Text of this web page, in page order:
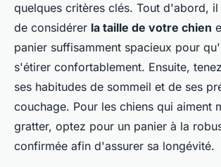
quelques critères clés. Tout d'abord, il
de considérer la taille de votre chien
panier suffisamment spacieux pour
s'étirer confortablement. Ensuite,
ses habitudes de sommeil et de ses
couchage. Pour les chiens qui aiment
gratter, optez pour un panier à la
confirmée afin d'assurer sa longévité.